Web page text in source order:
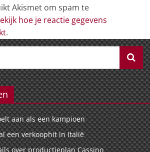
Akismet om spam te
hoe je reactie gegevens
.
aan als een kampioen
een verkoophit in Italië
over productieplan Cassino